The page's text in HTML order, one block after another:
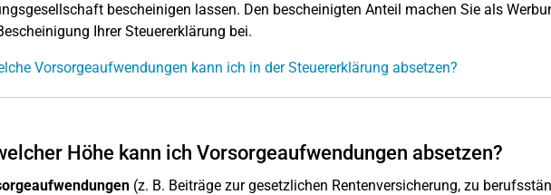
bescheinigen lassen. Den bescheinigten Anteil machen Sie als
Ihrer Steuererklärung bei.
Vorsorgeaufwendungen kann ich in der Steuererklärung absetzen?
Höhe kann ich Vorsorgeaufwendungen absetzen?
(z. B. Beiträge zur gesetzlichen Rentenversicherung, zu